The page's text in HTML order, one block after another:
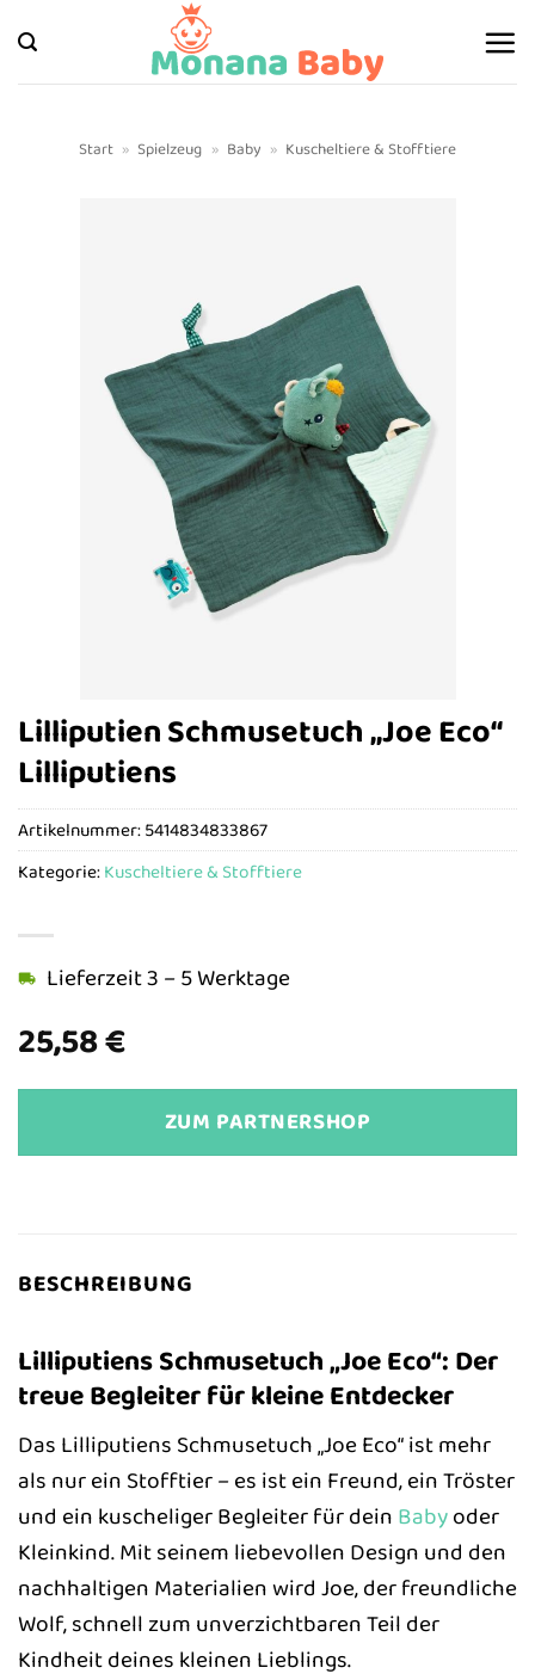
Inhalt
springen
Start » Spielzeug » Baby » Kuscheltiere & Stofftiere
Lilliputien Schmusetuch „Joe Eco“
Lilliputiens
25,58€
Lieferzeit 3 – 5 Werktage
ZUM PARTNERSHOP
Artikelnummer:5414834833867
Kategorie:Kuscheltiere & Stofftiere
BESCHREIBUNG
Lilliputiens Schmusetuch „Joe Eco“: Der
treue Begleiter für kleine Entdecker
Das Lilliputiens Schmusetuch „Joe Eco“ ist mehr
als nur ein Stofftier – es ist ein Freund, ein Tröster
und ein kuscheliger Begleiter für dein Babyoder
Kleinkind. Mit seinem liebevollen Design und den
nachhaltigen Materialien wird Joe, der freundliche
Wolf, schnell zum unverzichtbaren Teil der
Kindheit deines kleinen Lieblings.